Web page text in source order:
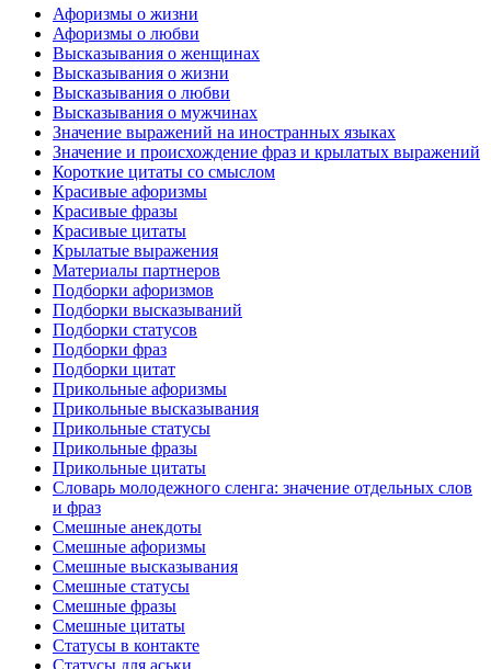
Афоризмы о жизни
Афоризмы о любви
Высказывания о женщинах
Высказывания о жизни
Высказывания о любви
Высказывания о мужчинах
Значение выражений на иностранных языках
Значение и происхождение фраз и крылатых выражений
Короткие цитаты со смыслом
Красивые афоризмы
Красивые фразы
Красивые цитаты
Крылатые выражения
Материалы партнеров
Подборки афоризмов
Подборки высказываний
Подборки статусов
Подборки фраз
Подборки цитат
Прикольные афоризмы
Прикольные высказывания
Прикольные статусы
Прикольные фразы
Прикольные цитаты
Словарь молодежного сленга: значение отдельных слов
и фраз
Смешные анекдоты
Смешные афоризмы
Смешные высказывания
Смешные статусы
Смешные фразы
Смешные цитаты
Статусы в контакте
Статусы для аськи